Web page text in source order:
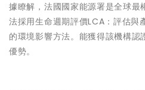
據瞭解，法國國家能源署是全球最
法採用生命週期評價LCA：評估與
的環境影響方法。能獲得該機構
優勢。